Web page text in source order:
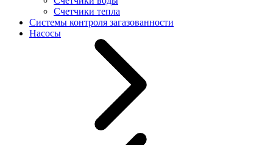
Счетчики тепла
Системы контроля загазованности
Насосы